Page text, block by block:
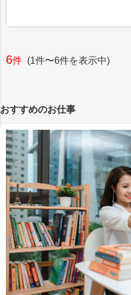
6件 (1件〜6件を表示中)
おすすめのお仕事